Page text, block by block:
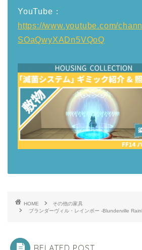
YouTube：
https://www.youtube.com/
SOaQwyXADn5VQoQ
HOME
その他の家具
ブランダーヴィル・レインボー -Blunderville
RELATED POST